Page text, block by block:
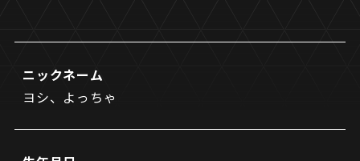
ビジターサポーターの皆様へ
ＦＣ町田ゼルビアをサポート
トレーニングの見学・ファンサービス
ボランティア
ゼルビアアシスト協賛企業一覧
ゼルナビ
パートナートップ
ニックネーム
ヨシ、よっちゃ